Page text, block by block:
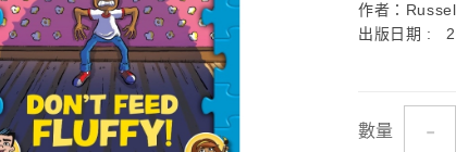
作者：
出版日期 :
數量 -